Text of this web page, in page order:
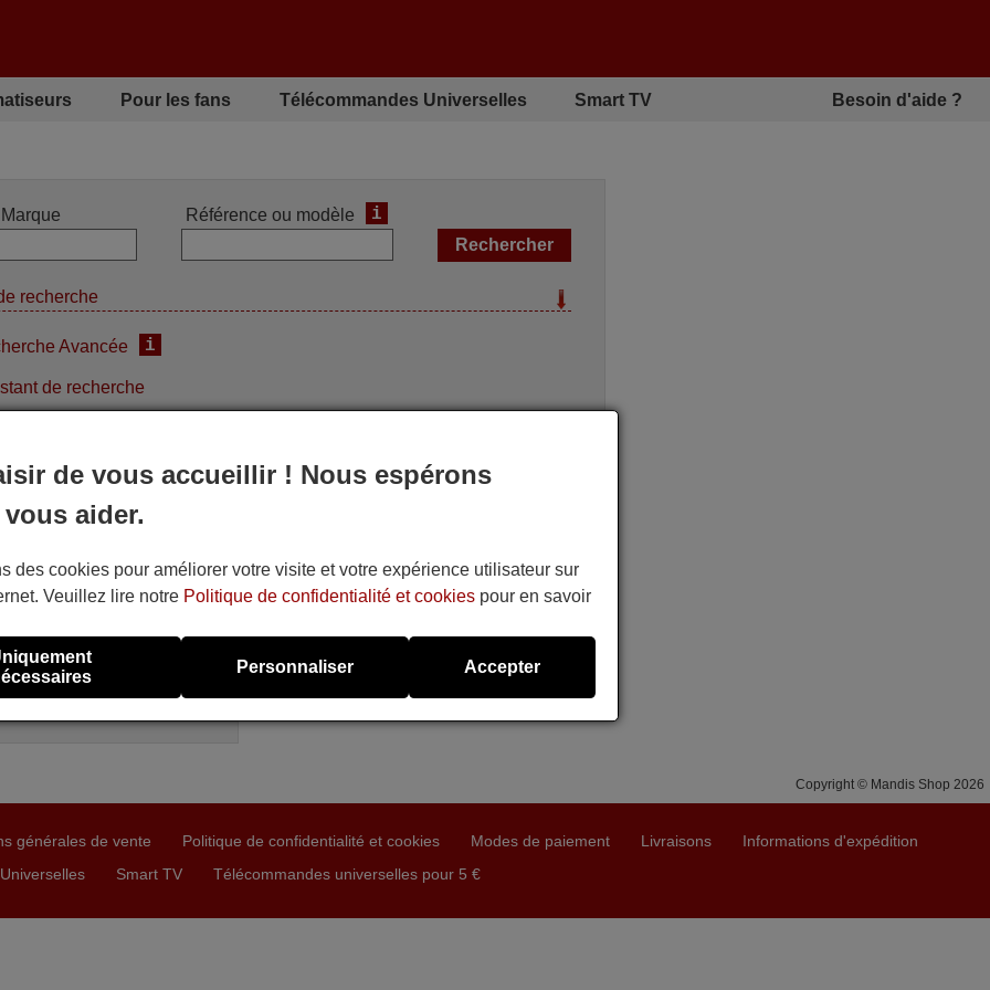
Pour les fans Télécommandes Universelles Smart TV Besoin d'aide ?
Marque Référence ou modèle i
recherche
Avancée i
de recherche
fonctions de la télécommande d'origine
équivalente
en stock
€
Copyright © Mandis Shop 2026
générales de vente Politique de confidentialité et cookies Modes de paiement Livraisons
Informations d'expédition
Smart TV Télécommandes universelles pour 5 €
de vous accueillir ! Nous espérons
aider.
des cookies pour améliorer votre visite et votre expérience utilisateur sur
Veuillez lire notre Politique de confidentialité et cookies pour en savoir
Personnaliser Accepter